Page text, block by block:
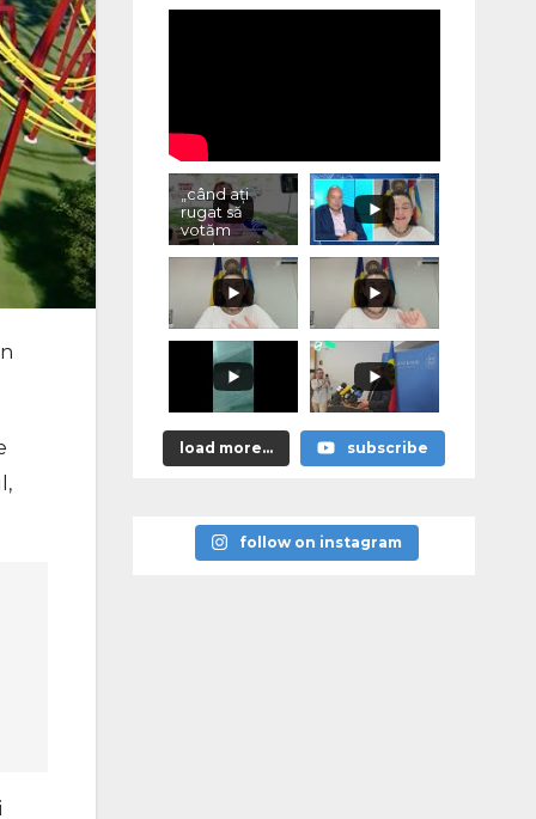
„când ați
rugat să
votăm
pentru voi,
ce ați
promis?"
load more... subscribe
follow on instagram